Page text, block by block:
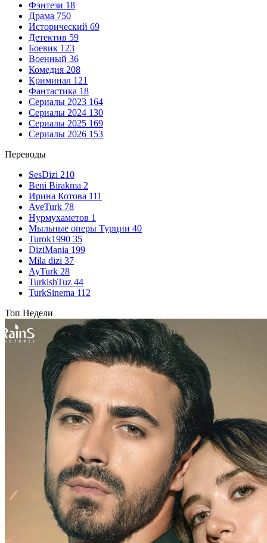
Фэнтези 18
Драма 750
Исторический 69
Детектив 59
Боевик 123
Военный 36
Комедия 208
Криминал 121
Фантастика 18
Сериалы 2023 164
Сериалы 2024 130
Сериалы 2025 169
Сериалы 2026 153
Переводы
SesDizi 210
Beni Birakma 2
Ирина Котова 111
AveTurk 78
Нурмухаметов 1
Мыльные оперы Турции 40
Turok1990 35
DiziMania 199
Mila dizi 37
AyTurk 28
TurkishTuz 44
TurkSinema 112
Топ Недели